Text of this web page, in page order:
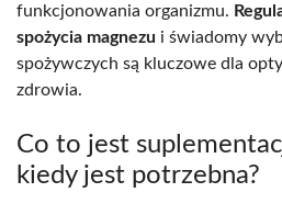
funkcjonowania organizmu.
spożycia magnezu i świadomy
spożywczych są kluczowe dla
zdrowia.
Co to jest
kiedy jest potrzebna?